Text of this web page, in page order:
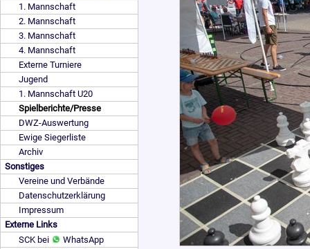
1. Mannschaft
2. Mannschaft
3. Mannschaft
4. Mannschaft
Externe Turniere
Jugend
1. Mannschaft U20
Spielberichte/Presse
DWZ-Auswertung
Ewige Siegerliste
Archiv
Sonstiges
Vereine und Verbände
Datenschutzerklärung
Impressum
Externe Links
SCK bei
WhatsApp